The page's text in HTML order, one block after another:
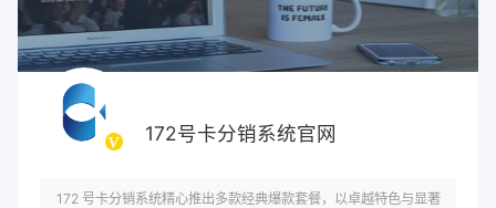
172号卡分销系统官网
172 号卡分销系统精心推出多款经典爆款套餐，以卓越特色与显著